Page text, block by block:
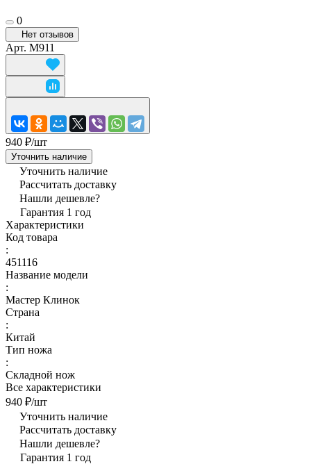
0
Нет отзывов
Арт. M911
940 ₽/шт
Уточнить наличие
Уточнить наличие
Рассчитать доставку
Нашли дешевле?
Гарантия 1 год
Характеристики
Код товара
:
451116
Название модели
:
Мастер Клинок
Страна
:
Китай
Тип ножа
:
Складной нож
Все характеристики
940 ₽/шт
Уточнить наличие
Рассчитать доставку
Нашли дешевле?
Гарантия 1 год